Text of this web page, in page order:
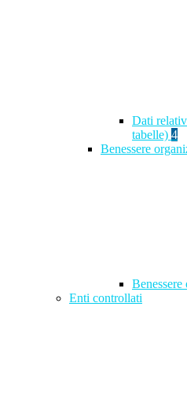
Dati
tabelle) 4
Benessere
Enti controllati